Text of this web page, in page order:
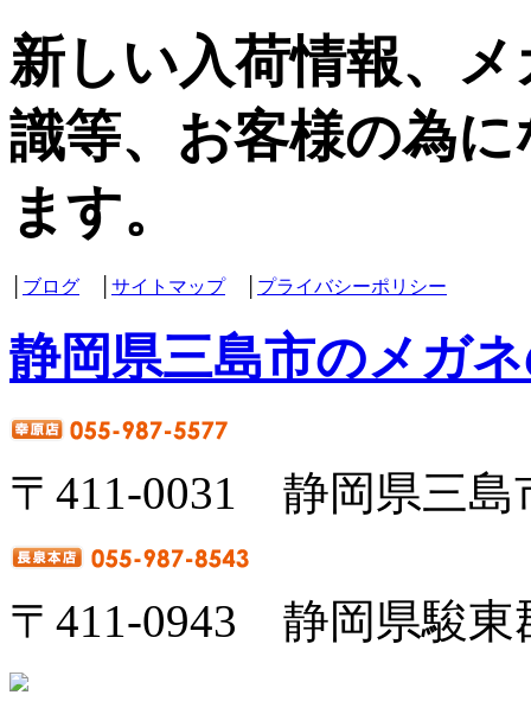
新しい入荷情報、
識等、お客様の為
ます。
ブログ サイトマップ│ プライバシーポリシー
静岡県三島市のメガ
〒411-0031 静岡県三島
〒411-0943 静岡県駿東